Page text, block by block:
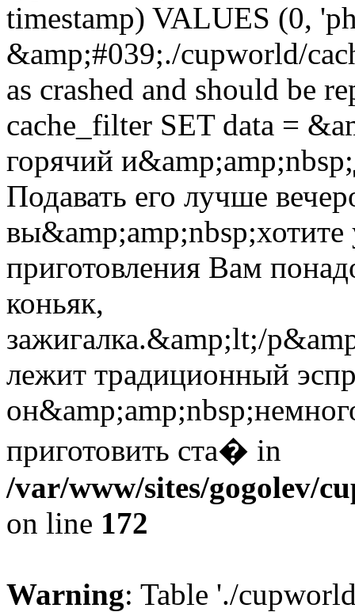
timestamp) VALUES (0,
&amp;#039;./cupworld/
as crashed and should be
cache_filter SET data =
горячий
Подавать его лучше
вы&amp;amp;nbsp;хотите
приготовления Вам
коньяк,
зажигалка.&amp;lt;/
лежит традиционный
приготовить ста� in
/var/www/sites/gogolev/
on line 172
Warning: Table './